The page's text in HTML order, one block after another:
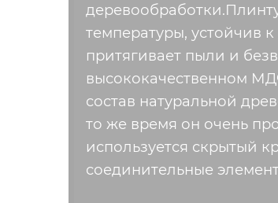
температуры, устойчив
притягивает пыли и
высококачественном
состав натуральной
то же время он очень
используется скрытый
соединительные